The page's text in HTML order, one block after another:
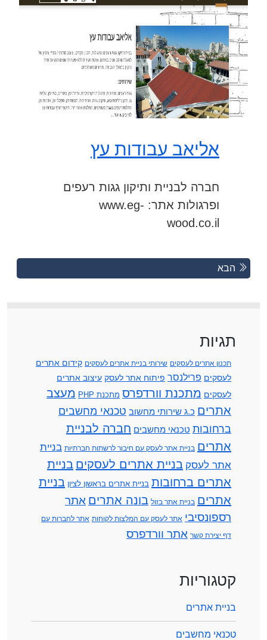
אליאב עבודות עץ
חברה לבניית ותיקון גגות רעפים
ופרגולות אתר: www.eg-
wood.co.il
Posts
Previous
Posts
הבא
תגיות
תכנון אתרים לעסקים שירותי בניית אתרים לעסקים קידום אתרים
לעסקים פרילנסר פיתוח אתר לעסק עיצוב אתרים
לעסקים מתכנת וורדפרס מתכנת PHP
מעצב
אתרים כ.ג שירותי מחשוב טכנאי מחשבים
ברחובות טכנאי מחשבים חברה לבניית
אתרים בניית אתר לעסק עם חיבור לרשתות חברתיות בניית
אתר לעסק בניית אתרים לעסקים בניית
אתרים ברחובות בניית אתרים בראשון לציון בניית
אתרים בניית אתר בזול בונה אתרים אתר
רספונסיבי אתר לעסק עם המלצות לקוחות אתר לחברות עם
דף יצירת קשר אתר וורדפרס
קטגוריות
בניית אתרים
טכנאי מחשבים